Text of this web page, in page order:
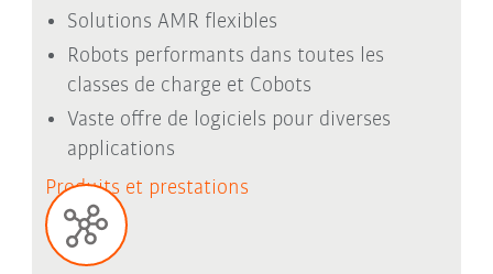
Solutions AMR flexibles
Robots performants dans toutes les
classes de charge et Cobots
Vaste offre de logiciels pour diverses
applications
Produits et prestations